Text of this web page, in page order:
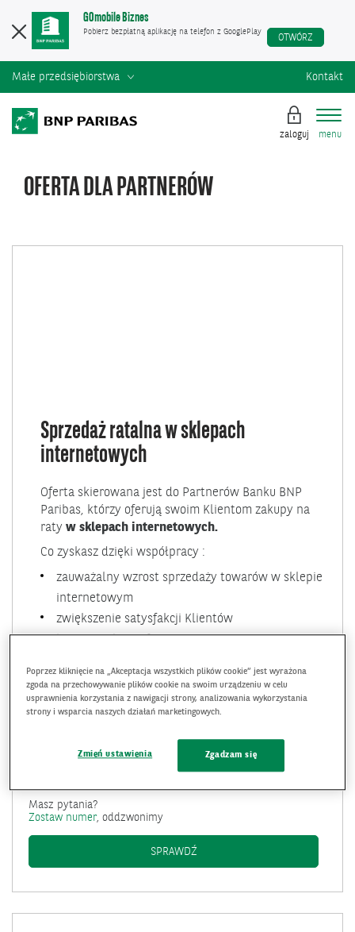
GOmobile Biznes
Pobierz bezpłatną aplikację na telefon z GooglePlay
OTWÓRZ
Małe przedsiębiorstwa Kontakt
zaloguj menu
OFERTA DLA PARTNERÓW
Sprzedaż ratalna w sklepach
internetowych
Oferta skierowana jest do Partnerów Banku BNP
Paribas, którzy oferują swoim Klientom zakupy na
raty w sklepach internetowych.
Co zyskasz dzięki współpracy :
zauważalny wzrost sprzedaży towarów w sklepie
internetowym
zwiększenie satysfakcji Klientów
bezpieczeństwo finansowe
Dostępność:
TELEFON
Masz pytania?
Zostaw numer, oddzwonimy
SPRAWDŹSPRZEDAŻ RATALNA W
Poprzez kliknięcie na „Akceptacja wszystkich plików cookie” jest wyrażona
zgoda na przechowywanie plików cookie na swoim urządzeniu w celu
usprawnienia korzystania z nawigacji strony, analizowania wykorzystania
strony i wsparcia naszych działań marketingowych.
Zmień ustawienia Zgadzam się